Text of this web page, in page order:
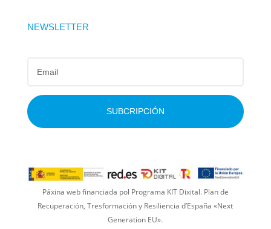
NEWSLETTER
SUBCRIPCIÓN
Páxina web financiada pol Programa KIT Dixital. Plan de
Recuperación, Tresformación y Resiliencia d’España «Next
Generation EU».